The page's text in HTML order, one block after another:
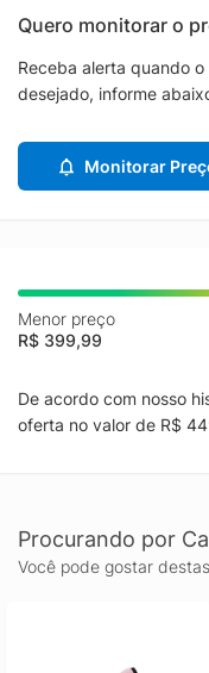
Quero monitorar o
Receba alerta quando
desejado, informe
Monitorar
Menor preço
R$ 399,99
De acordo com nosso
oferta no valor de R$
Procurando por
Você pode gostar